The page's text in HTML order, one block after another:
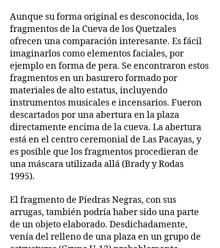
Aunque su forma original es desconocida, los
fragmentos de la Cueva de los Quetzales
ofrecen una comparación interesante. Es fácil
imaginarlos como elementos faciales, por
ejemplo en forma de pera. Se encontraron estos
fragmentos en un basurero formado por
materiales de alto estatus, incluyendo
instrumentos musicales e incensarios. Fueron
descartados por una abertura en la plaza
directamente encima de la cueva. La abertura
está en el centro ceremonial de Las Pacayas, y
es posible que los fragmentos procedieran de
una máscara utilizada allá (Brady y Rodas
1995).
El fragmento de Piedras Negras, con sus
arrugas, también podría haber sido una parte
de un objeto elaborado. Desdichadamente,
venía del relleno de una plaza en un grupo de